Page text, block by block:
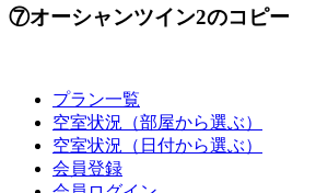
⑦オーシャンツイン2のコピー
プラン一覧
空室状況（部屋から選ぶ）
空室状況（日付から選ぶ）
会員登録